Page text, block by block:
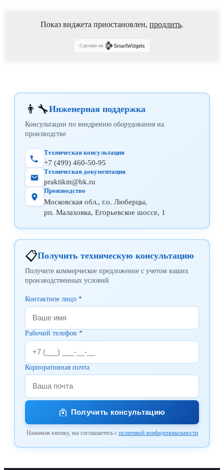
Показ виджета приостановлен, продлить.
Сделано на
👨‍🔧Инженерная поддержка
Консультации по внедрению оборудования на
производстве
Техническая консультация
+7 (499) 460-50-95
Техническая документация
praktikm@bk.ru
Производство
Московская обл., г.о. Люберцы,
рп. Малаховка, Егорьевское шоссе, 1
📋Получить техническую консультацию
Получите коммерческое предложение с учетом ваших
производственных условий
Контактное лицо *
Рабочий телефон *
Корпоративная почта
Получить консультацию
Нажимая кнопку, вы соглашаетесь с политикой конфиденциальности